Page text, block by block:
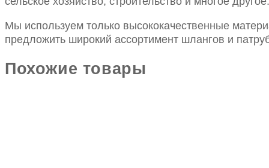
Мы используем только высококачественные
предложить широкий ассортимент шлангов и
Похожие товары